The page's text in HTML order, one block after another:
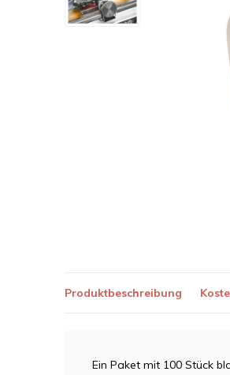
Produktbeschreibung
Ein Paket mit 100 Stück